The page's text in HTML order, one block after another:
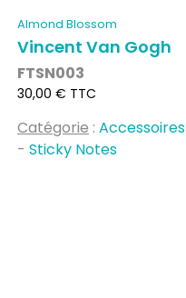
Almond Blossom
Vincent Van Gogh
FTSN003
Prix
30,00 € TTC
Catégorie : Accessoires
- Sticky Notes